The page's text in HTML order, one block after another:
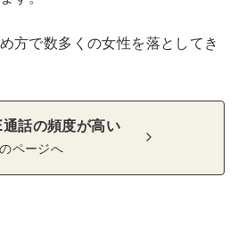
方で数多くの女性を落としてき
通話の頻度が高い
ページへ